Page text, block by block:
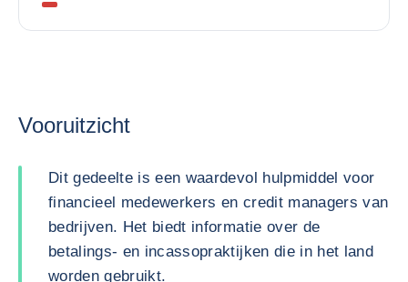
Vooruitzicht
Dit gedeelte is een waardevol hulpmiddel voor
financieel medewerkers en credit managers van
bedrijven. Het biedt informatie over de
betalings- en incassopraktijken die in het land
worden gebruikt.